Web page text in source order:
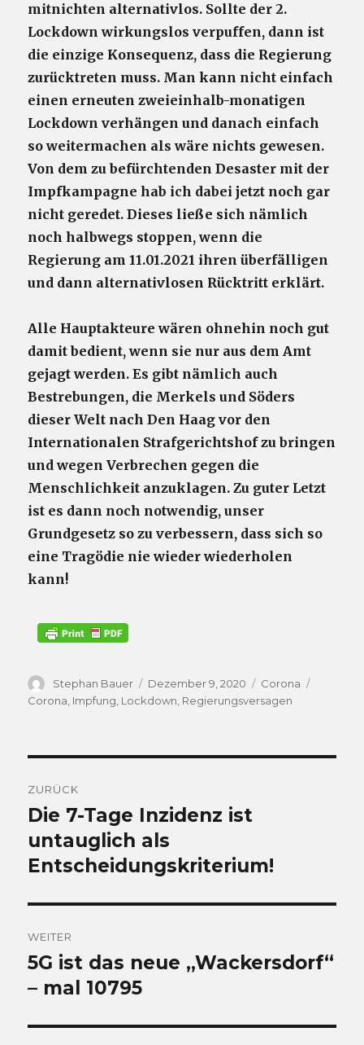
mitnichten alternativlos. Sollte der 2.
Lockdown wirkungslos verpuffen, dann ist
die einzige Konsequenz, dass die Regierung
zurücktreten muss. Man kann nicht einfach
einen erneuten zweieinhalb-monatigen
Lockdown verhängen und danach einfach
so weitermachen als wäre nichts gewesen.
Von dem zu befürchtenden Desaster mit der
Impfkampagne hab ich dabei jetzt noch gar
nicht geredet. Dieses ließe sich nämlich
noch halbwegs stoppen, wenn die
Regierung am 11.01.2021 ihren überfälligen
und dann alternativlosen Rücktritt erklärt.
Alle Hauptakteure wären ohnehin noch gut
damit bedient, wenn sie nur aus dem Amt
gejagt werden. Es gibt nämlich auch
Bestrebungen, die Merkels und Söders
dieser Welt nach Den Haag vor den
Internationalen Strafgerichtshof zu bringen
und wegen Verbrechen gegen die
Menschlichkeit anzuklagen. Zu guter Letzt
ist es dann noch notwendig, unser
Grundgesetz so zu verbessern, dass sich so
eine Tragödie nie wieder wiederholen
kann!
Autor
Stephan Bauer
Veröffentlicht
am
Dezember 9, 2020 Kategorien
Corona
Corona Impfung Lockdown Regierungsversagen
ZURÜCK
Vorheriger
Beitrag:
Die 7-Tage Inzidenz ist
untauglich als
Entscheidungskriterium!
WEITER
Nächster
Beitrag:
5G ist das neue „Wackersdorf“
– mal 10795